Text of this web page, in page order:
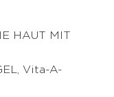
HAUT MIT
Vita-A-